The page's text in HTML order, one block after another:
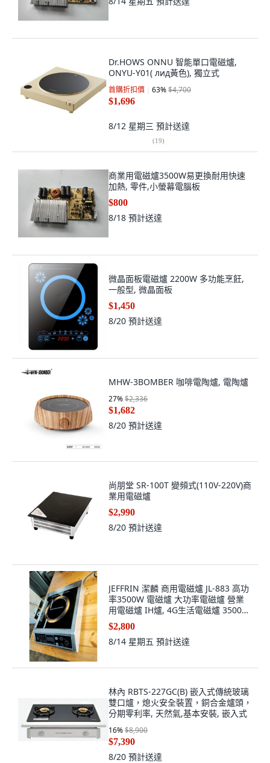
Dr.HOWS ONNU 智能單口電磁爐,
ONYU-Y01( лид黃色), 獨立式
首購折扣價 63%$4,700
$1,696
8/12 星期三 預計送達
(19)
商業用電磁爐3500W易更換耐用快速
加熱, 零件,小螢幕電腦板
$800
8/18 預計送達
微晶面板電磁爐 2200W 多功能烹飪,
一般型, 微晶面板
$1,450
8/20 預計送達
MHW-3BOMBER 咖啡電陶爐, 電陶爐
27%$2,336
$1,682
8/20 預計送達
尚朋堂 SR-100T 變頻式(110V-220V)商
業用電磁爐
$2,990
8/20 預計送達
JEFFRIN 潔麟 商用電磁爐 JL-883 高功
率3500W 電磁爐 大功率電磁爐 營業
用電磁爐 IH爐, 4G生活電磁爐 3500W
塑膠機身,保固半年
$2,800
8/14 星期五 預計送達
林內 RBTS-227GC(B) 嵌入式傳統玻璃
雙口爐，熄火安全裝置，銅合金爐頭，
分期零利率, 天然氣,基本安裝, 嵌入式
16%$8,900
$7,390
8/20 預計送達